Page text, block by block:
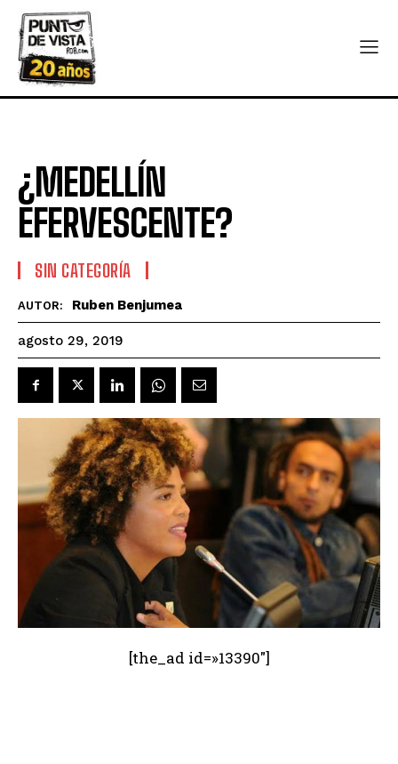
¿MEDELLÍN
EFERVESCENTE?
SIN CATEGORÍA
AUTOR: Ruben Benjumea
agosto 29, 2019
[the_ad id=»13390″]